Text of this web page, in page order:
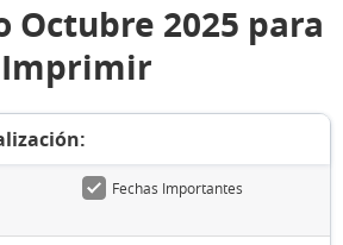
Octubre 2025 para
Imprimir
Fechas Importantes